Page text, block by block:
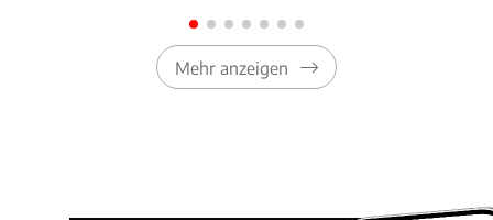
Mehr anzeigen